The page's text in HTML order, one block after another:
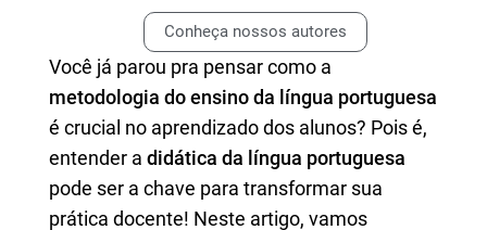
Conheça nossos autores
Você já parou pra pensar como a
metodologia do ensino da língua portuguesa
é crucial no aprendizado dos alunos? Pois é,
entender a didática da língua portuguesa
pode ser a chave para transformar sua
prática docente! Neste artigo, vamos